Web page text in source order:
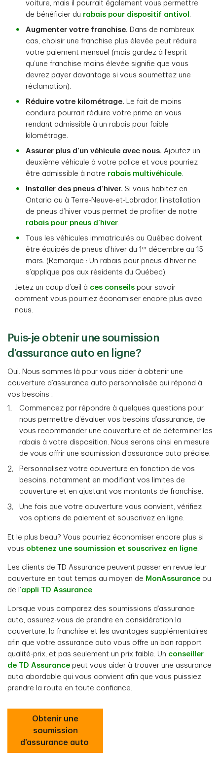
voiture, mais il pourrait également vous permettre
de bénéficier du rabais pour dispositif antivol .
Augmenter votre franchise. Dans de nombreux
cas, choisir une franchise plus élevée peut réduire
votre paiement mensuel (mais gardez à l’esprit
qu’une franchise moins élevée signifie que vous
devrez payer davantage si vous soumettez une
réclamation).
Réduire votre kilométrage. Le fait de moins
conduire pourrait réduire votre prime en vous
rendant admissible à un rabais pour faible
kilométrage.
Assurer plus d’un véhicule avec nous. Ajoutez un
deuxième véhicule à votre police et vous pourriez
être admissible à notre rabais multivéhicule.
Installer des pneus d’hiver. Si vous habitez en
Ontario ou à Terre-Neuve-et-Labrador, l’installation
de pneus d’hiver vous permet de profiter de notre
rabais pour pneus d’hiver.
Tous les véhicules immatriculés au Québec doivent
être équipés de pneus d’hiver du 1 er décembre au 15
mars. (Remarque : Un rabais pour pneus d’hiver ne
s’applique pas aux résidents du Québec).
Jetez un coup d’œil à ces conseils pour savoir
comment vous pourriez économiser encore plus avec
nous.
Puis-je obtenir une soumission
d’assurance auto en ligne?
Oui. Nous sommes là pour vous aider à obtenir une
couverture d’assurance auto personnalisée qui répond à
vos besoins :
Commencez par répondre à quelques questions pour
nous permettre d’évaluer vos besoins d’assurance, de
vous recommander une couverture et de déterminer les
rabais à votre disposition. Nous serons ainsi en mesure
de vous offrir une soumission d’assurance auto précise.
Personnalisez votre couverture en fonction de vos
besoins, notamment en modifiant vos limites de
couverture et en ajustant vos montants de franchise.
Une fois que votre couverture vous convient, vérifiez
vos options de paiement et souscrivez en ligne.
Et le plus beau? Vous pourriez économiser encore plus si
vous obtenez une soumission et souscrivez en ligne.
Les clients de TD Assurance peuvent passer en revue leur
couverture en tout temps au moyen de MonAssurance ou
de l’appli TD Assurance.
Lorsque vous comparez des soumissions d’assurance
auto, assurez-vous de prendre en considération la
couverture, la franchise et les avantages supplémentaires
afin que votre assurance auto vous offre un bon rapport
qualité-prix, et pas seulement un prix faible. Un conseiller
de TD Assurance peut vous aider à trouver une assurance
auto abordable qui vous convient afin que vous puissiez
prendre la route en toute confiance.
Obtenir une
soumission
d’assurance auto